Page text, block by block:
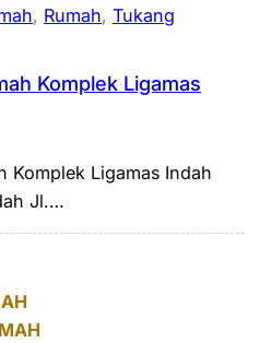
, Rumah, Tukang
Komplek Ligamas
Komplek Ligamas Indah
Jl.…